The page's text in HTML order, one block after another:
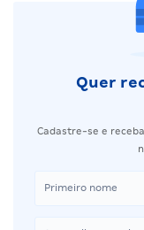
Quer
Cadastre-se e